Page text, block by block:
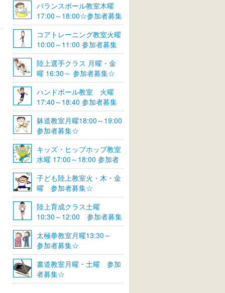
バランスボール教室木曜
17:00～18:00☆参加者募集
☆
コアトレーニング教室火曜
10:00～11:00 参加者募集
陸上選手クラス 月曜・金
曜 16:30～ 参加者募集☆
ハンドボール教室 火曜
17:40～18:40 参加者募集
☆
躰道教室月曜18:00～19:00
参加者募集☆
キッズ・ヒップホップ教室
水曜 17:00～18:00 参加者
募集☆
子ども陸上教室火・木・金
曜 参加者募集☆
陸上育成クラス土曜
10:30～12:00 参加者募集
☆
太極拳教室月曜13:30～
参加者募集☆
書道教室月曜・土曜 参加
者募集☆